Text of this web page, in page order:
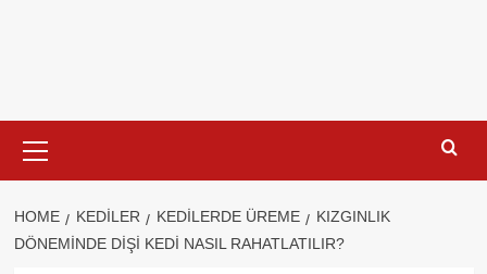
Menu
HOME KEDILER KEDILERDE ÜREME
KIZGINLIK
DÖNEMINDE DIŞI KEDI NASIL RAHATLATILIR?